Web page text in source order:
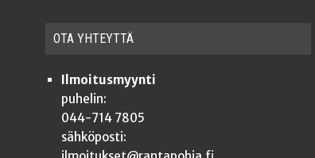
OTA YHTEYT­TÄ
Ilmoitusmyynti
puhelin:
044-714 7805
sähköposti: